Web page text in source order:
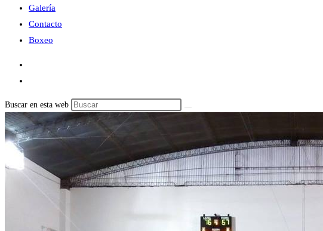
Galería
Contacto
Boxeo
Buscar en esta web